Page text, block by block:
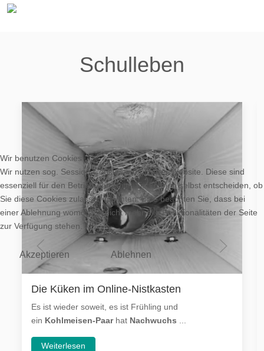
Schulleben
Die Küken im Online-Nistkasten
Es ist wieder soweit, es ist Frühling und
ein Kohlmeisen-Paarhat Nachwuchs
Weiterlesen
Wir benutzen Cookies
Wir nutzen sog. Session-Cookies auf unserer Website. Diese sind
essenziell für den Betrieb der Seite. Sie können selbst entscheiden, ob
Sie diese Cookies zulassen möchten. Bitte beachten Sie, dass bei
einer Ablehnung womöglich nicht mehr alle Funktionalitäten der Seite
zur Verfügung stehen.
Akzeptieren Ablehnen